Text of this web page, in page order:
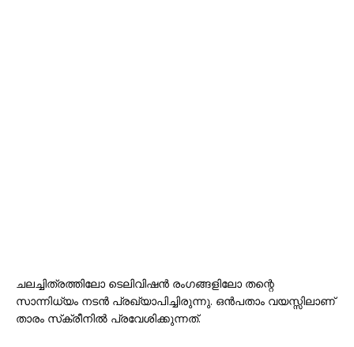
ചലച്ചിത്രത്തിലോ ടെലിവിഷൻ രംഗങ്ങളിലോ തന്റെ
സാന്നിധ്യം നടൻ പ്രഖ്യാപിച്ചിരുന്നു. ഒൻപതാം വയസ്സിലാണ്
താരം സ്‌ക്രീനിൽ പ്രവേശിക്കുന്നത്.